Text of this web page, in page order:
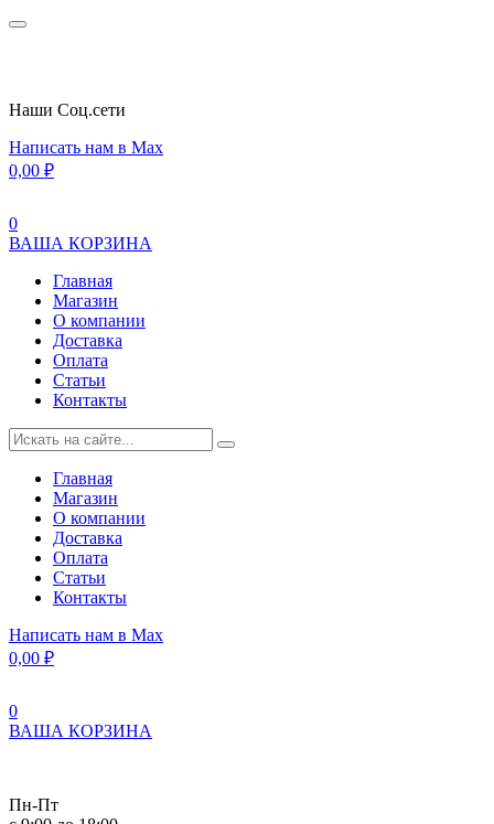
Наши Cоц.сети
Написать нам в Max
0,00 ₽
0
ВАША КОРЗИНА
Главная
Магазин
О компании
Доставка
Оплата
Статьи
Контакты
Главная
Магазин
О компании
Доставка
Оплата
Статьи
Контакты
Написать нам в Max
0,00 ₽
0
ВАША КОРЗИНА
Пн-Пт